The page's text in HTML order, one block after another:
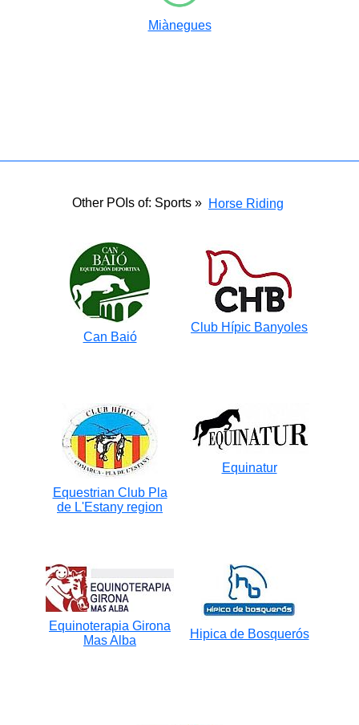
Miànegues
Other POIs of: Sports » Horse Riding
Can Baió
Club Hípic Banyoles
Equestrian Club Pla
de L'Estany region
Equinatur
Equinoterapia Girona
Mas Alba
Hipica de Bosquerós